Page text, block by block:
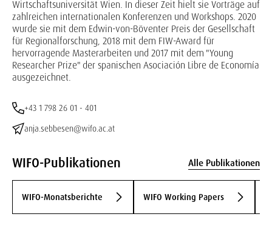
Wirtschaftsuniversität Wien. In dieser Zeit hielt sie Vorträge auf
zahlreichen internationalen Konferenzen und Workshops. 2020
wurde sie mit dem Edwin-von-Böventer Preis der Gesellschaft
für Regionalforschung, 2018 mit dem FIW-Award für
hervorragende Masterarbeiten und 2017 mit dem "Young
Researcher Prize" der spanischen Asociación Libre de Economía
ausgezeichnet.
+43 1 798 26 01 - 401
anja.sebbesen@wifo.ac.at
WIFO-Publikationen Alle Publikationen
WIFO-Monatsberichte WIFO Working Papers